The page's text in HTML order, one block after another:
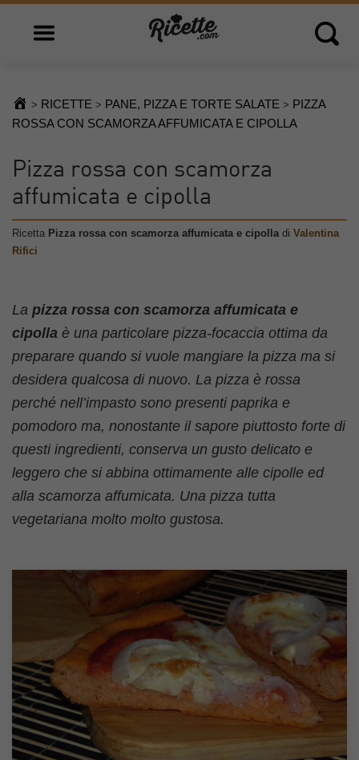
Open main menu Open
> RICETTE > PANE, PIZZA E TORTE SALATE > PIZZA
ROSSA CON SCAMORZA AFFUMICATA E CIPOLLA
Pizza rossa con scamorza
affumicata e cipolla
Ricetta Pizza rossa con scamorza affumicata e cipolla di Valentina
Rifici
La pizza rossa con scamorza affumicata e
cipolla è una particolare pizza-focaccia ottima da
preparare quando si vuole mangiare la pizza ma si
desidera qualcosa di nuovo. La pizza è rossa
perché nell’impasto sono presenti paprika e
pomodoro ma, nonostante il sapore piuttosto forte di
questi ingredienti, conserva un gusto delicato e
leggero che si abbina ottimamente alle cipolle ed
alla scamorza affumicata. Una pizza tutta
vegetariana molto molto gustosa.